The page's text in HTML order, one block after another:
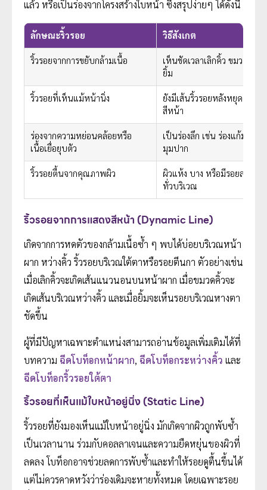
แล้ว หรือเป็นร่องจากโครงสร้างใบหน้า ซึ่งสรุปง่ายๆ ได้ดังนี้
ลักษณะริ้วรอย วิธีสังเกต
ริ้วรอยจากการขยับกล้ามเนื้อ
เห็นชัดเวลาเลิกคิ้ว ขมวดคิ้ว
ยิ้ม
ริ้วรอยที่เห็นแม้หน้านิ่ง
ยังมีเส้นริ้วรอยหลังหยุดแสดง
สีหน้า
ร่องจากความหย่อนคล้อยหรือ
เนื้อเยื่อยุบตัว
เป็นร่องลึก เช่น ร่องแก้มหรือร่
มุมปาก
ริ้วรอยตื้นจากคุณภาพผิว
ผิวแห้ง บาง หรือมีรอยละเอียด
ทั่วบริเวณ
ริ้วรอยจากการแสดงสีหน้า (Dynamic Line)
เกิดจากการหดตัวของกล้ามเนื้อซ้ำ ๆ พบได้บ่อยบริเวณหน้า
ผาก หว่างคิ้ว ริ้วรอยบริเวณใต้ตาหรือรอยตีนกา ตัวอย่างเช่น
เมื่อเลิกคิ้วจะเกิดเส้นแนวนอนบนหน้าผาก เมื่อขมวดคิ้วจะ
เกิดเส้นบริเวณหว่างคิ้ว และเมื่อยิ้มจะเห็นรอยบริเวณหางตา
ชัดขึ้น
ผู้ที่มีปัญหาเฉพาะตำแหน่งสามารถอ่านข้อมูลเพิ่มเติมได้ที่
บทความ ฉีดโบท็อกหน้าผาก, ฉีดโบท็อกระหว่างคิ้ว และ
ฉีดโบท็อกริ้วรอยใต้ตา
ริ้วรอยที่เห็นแม้ใบหน้าอยู่นิ่ง (Static Line)
ริ้วรอยที่ยังมองเห็นแม้ใบหน้าอยู่นิ่ง มักเกิดจากผิวถูกพับซ้ำ
เป็นเวลานาน ร่วมกับคอลลาเจนและความยืดหยุ่นของผิวที่
ลดลง โบท็อกอาจช่วยลดการพับซ้ำและทำให้รอยดูตื้นขึ้นได้
แต่ไม่ควรคาดหวังว่าร่องเดิมจะหายทั้งหมด โดยเฉพาะรอย